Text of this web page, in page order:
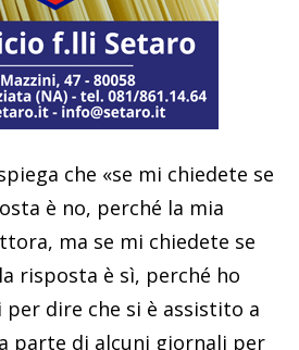
che «se mi chiedete se
è no, perché la mia
ma se mi chiedete se
risposta è sì, perché ho
dire che si è assistito a
parte di alcuni giornali per